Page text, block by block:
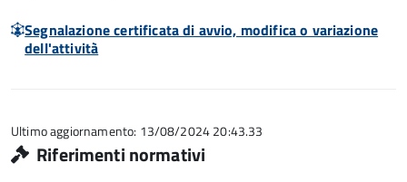
Segnalazione certificata di avvio, modifica o variazione
dell'attività
Ultimo aggiornamento: 13/08/2024 20:43.33
Riferimenti normativi